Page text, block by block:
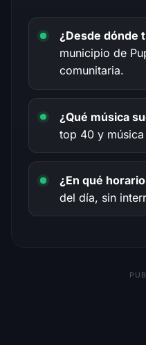
¿Desde dónde
municipio de
comunitaria.
¿Qué música
top 40 y
¿En qué
del día, sin